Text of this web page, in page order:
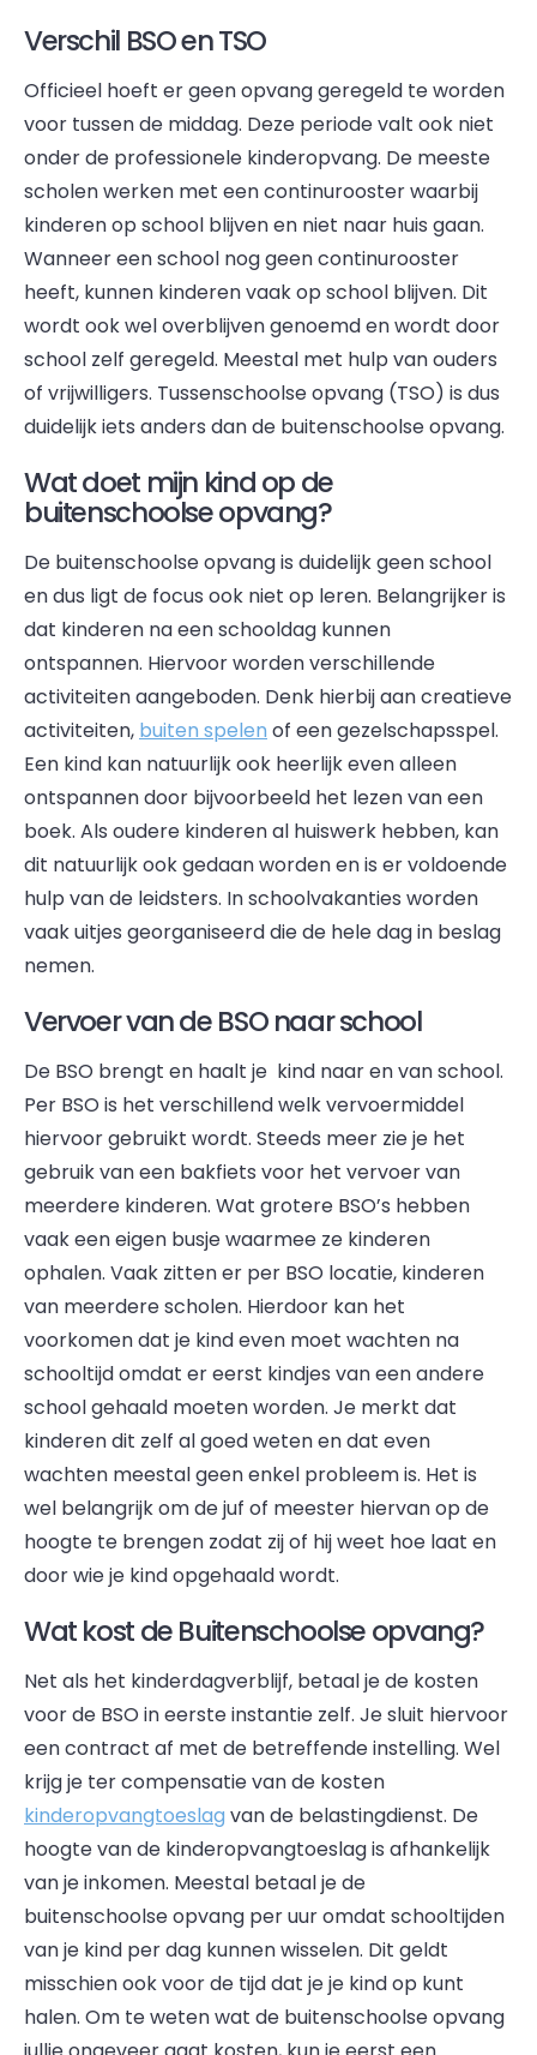
Verschil BSO en TSO
Officieel hoeft er geen opvang geregeld te worden
voor tussen de middag. Deze periode valt ook niet
onder de professionele kinderopvang. De meeste
scholen werken met een continurooster waarbij
kinderen op school blijven en niet naar huis gaan.
Wanneer een school nog geen continurooster
heeft, kunnen kinderen vaak op school blijven. Dit
wordt ook wel overblijven genoemd en wordt door
school zelf geregeld. Meestal met hulp van ouders
of vrijwilligers. Tussenschoolse opvang (TSO) is dus
duidelijk iets anders dan de buitenschoolse opvang.
Wat doet mijn kind op de
buitenschoolse opvang?
De buitenschoolse opvang is duidelijk geen school
en dus ligt de focus ook niet op leren. Belangrijker is
dat kinderen na een schooldag kunnen
ontspannen. Hiervoor worden verschillende
activiteiten aangeboden. Denk hierbij aan creatieve
activiteiten, buiten spelen of een gezelschapsspel.
Een kind kan natuurlijk ook heerlijk even alleen
ontspannen door bijvoorbeeld het lezen van een
boek. Als oudere kinderen al huiswerk hebben, kan
dit natuurlijk ook gedaan worden en is er voldoende
hulp van de leidsters. In schoolvakanties worden
vaak uitjes georganiseerd die de hele dag in beslag
nemen.
Vervoer van de BSO naar school
De BSO brengt en haalt je kind naar en van school.
Per BSO is het verschillend welk vervoermiddel
hiervoor gebruikt wordt. Steeds meer zie je het
gebruik van een bakfiets voor het vervoer van
meerdere kinderen. Wat grotere BSO’s hebben
vaak een eigen busje waarmee ze kinderen
ophalen. Vaak zitten er per BSO locatie, kinderen
van meerdere scholen. Hierdoor kan het
voorkomen dat je kind even moet wachten na
schooltijd omdat er eerst kindjes van een andere
school gehaald moeten worden. Je merkt dat
kinderen dit zelf al goed weten en dat even
wachten meestal geen enkel probleem is. Het is
wel belangrijk om de juf of meester hiervan op de
hoogte te brengen zodat zij of hij weet hoe laat en
door wie je kind opgehaald wordt.
Wat kost de Buitenschoolse opvang?
Net als het kinderdagverblijf, betaal je de kosten
voor de BSO in eerste instantie zelf. Je sluit hiervoor
een contract af met de betreffende instelling. Wel
krijg je ter compensatie van de kosten
kinderopvangtoeslag van de belastingdienst. De
hoogte van de kinderopvangtoeslag is afhankelijk
van je inkomen. Meestal betaal je de
buitenschoolse opvang per uur omdat schooltijden
van je kind per dag kunnen wisselen. Dit geldt
misschien ook voor de tijd dat je je kind op kunt
halen. Om te weten wat de buitenschoolse opvang